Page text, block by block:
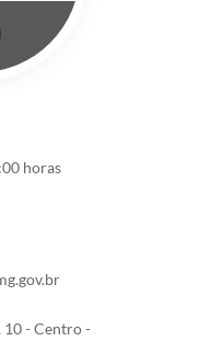
horas
10 - Centro -